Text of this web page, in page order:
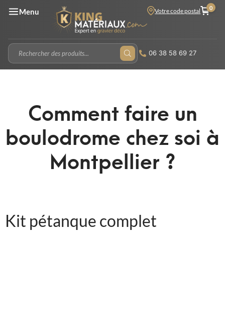
Menu Votre code postal 0
06 38 58 69 27
Comment faire un
boulodrome chez soi à
Montpellier ?
Kit pétanque complet